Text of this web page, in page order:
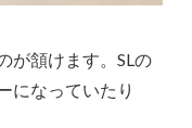
が頷けます。SLの
になっていたり